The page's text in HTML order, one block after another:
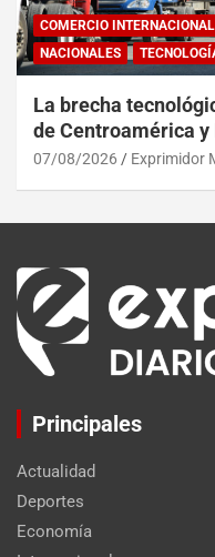
COMERCIO INTERNACIONAL
NACIONALES
La brecha
de Centroamérica y
07/08/2026 Exprimidor
Principales
Actualidad
Deportes
Economía